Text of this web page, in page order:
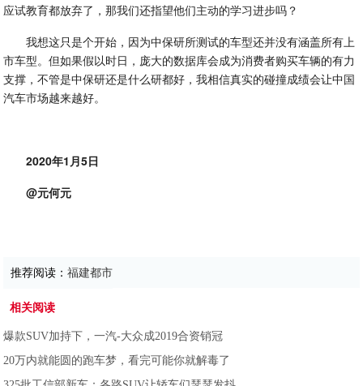
应试教育都放弃了，那我们还指望他们主动的学习进步吗？
我想这只是个开始，因为中保研所测试的车型还并没有涵盖所有上
市车型。但如果假以时日，庞大的数据库会成为消费者购买车辆的有力
支撑，不管是中保研还是什么研都好，我相信真实的碰撞成绩会让中国
汽车市场越来越好。
2020年1月5日
@元何元
推荐阅读：福建都市
相关阅读
爆款SUV加持下，一汽-大众成2019合资销冠
20万内就能圆的跑车梦，看完可能你就解毒了